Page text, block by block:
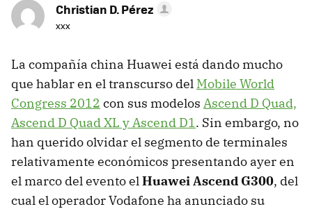
Christian D. Pérez
xxx
La compañía china Huawei está dando mucho
que hablar en el transcurso del Mobile World
Congress 2012 con sus modelos Ascend D Quad,
Ascend D Quad XL y Ascend D1. Sin embargo, no
han querido olvidar el segmento de terminales
relativamente económicos presentando ayer en
el marco del evento elHuawei Ascend G300, del
cual el operador Vodafone ha anunciado su